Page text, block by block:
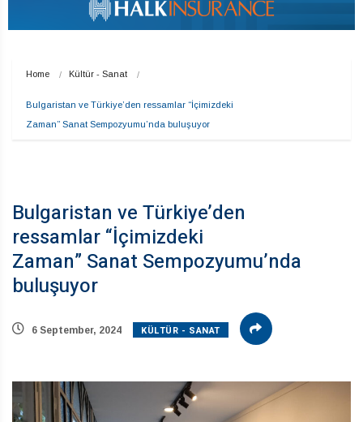
Home Kültür - Sanat
Bulgaristan ve Türkiye’den ressamlar “İçimizdeki
Zaman” Sanat Sempozyumu’nda buluşuyor
Bulgaristan ve Türkiye’den
ressamlar “İçimizdeki
Zaman” Sanat Sempozyumu’nda
buluşuyor
6 September, 2024 KÜLTÜR - SANAT